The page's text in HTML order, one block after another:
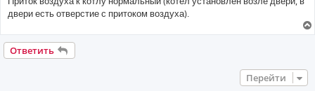
двери есть отверстие с притоком воздуха).
Ответить
Перейти